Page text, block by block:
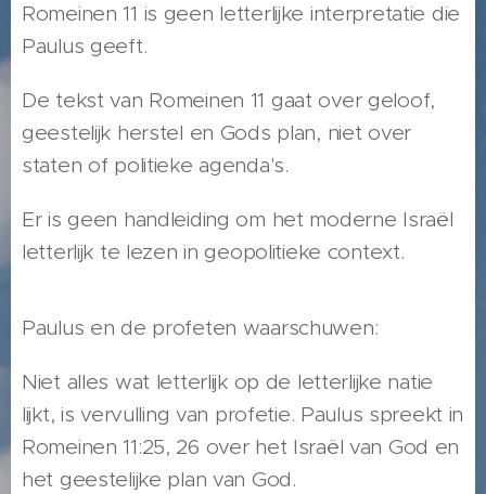
Romeinen 11 is geen letterlijke interpretatie die
Paulus geeft.
De tekst van Romeinen 11 gaat over geloof,
geestelijk herstel en Gods plan, niet over
staten of politieke agenda's.
Er is geen handleiding om het moderne Israël
letterlijk te lezen in geopolitieke context.
Paulus en de profeten waarschuwen:
Niet alles wat letterlijk op de letterlijke natie
lijkt, is vervulling van profetie. Paulus spreekt in
Romeinen 11:25, 26 over het Israël van God en
het geestelijke plan van God.